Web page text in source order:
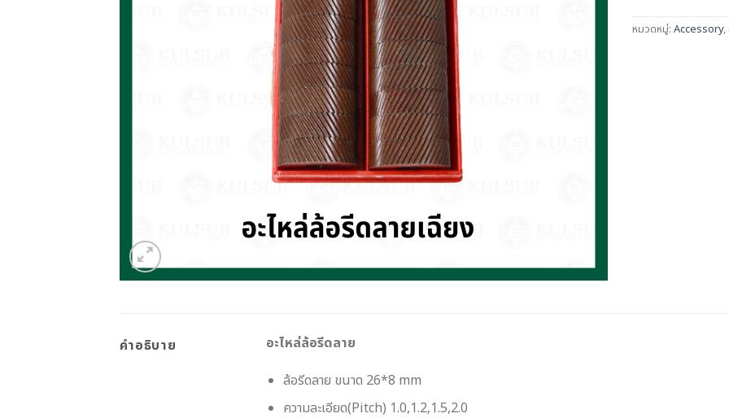
หมวดหมู่: Accessory,
คำอธิบาย
อะไหล่ล้อรีดลาย
ล้อรีดลาย ขนาด 26*8 mm
ความละเอียด(Pitch) 1.0,1.2,1.5,2.0